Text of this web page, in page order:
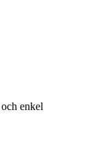
enkel